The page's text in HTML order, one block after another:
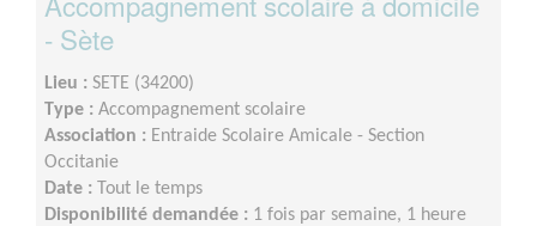
- Sète
Lieu : SETE (34200)
Type : Accompagnement scolaire
Association : Entraide Scolaire Amicale - Section
Occitanie
Date :
Tout le temps
Disponibilité demandée : 1 fois par semaine, 1 heure